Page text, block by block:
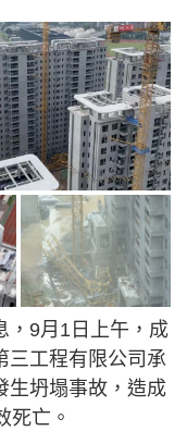
，9月1日上午，成
三工程有限公司承
生坍塌事故，造成
死亡。